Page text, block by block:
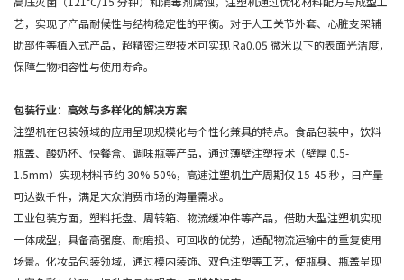
艺，实现了产品耐候性与结构稳定性的平衡。对于人工关节外套、心脏支架辅
助部件等植入式产品，超精密注塑技术可实现 Ra0.05 微米以下的表面光洁度，
保障生物相容性与使用寿命。
包装行业：高效与多样化的解决方案
注塑机在包装领域的应用呈现规模化与个性化兼具的特点。食品包装中，饮料
瓶盖、酸奶杯、快餐盒、调味瓶等产品，通过薄壁注塑技术（壁厚 0.5-
1.5mm）实现材料节约 30%-50%，高速注塑机生产周期仅 15-45 秒，日产量
可达数千件，满足大众消费市场的海量需求。
工业包装方面，塑料托盘、周转箱、物流缓冲件等产品，借助大型注塑机实现
一体成型，具备高强度、耐磨损、可回收的优势，适配物流运输中的重复使用
场景。化妆品包装领域，通过模内装饰、双色注塑等工艺，使瓶身、瓶盖呈现